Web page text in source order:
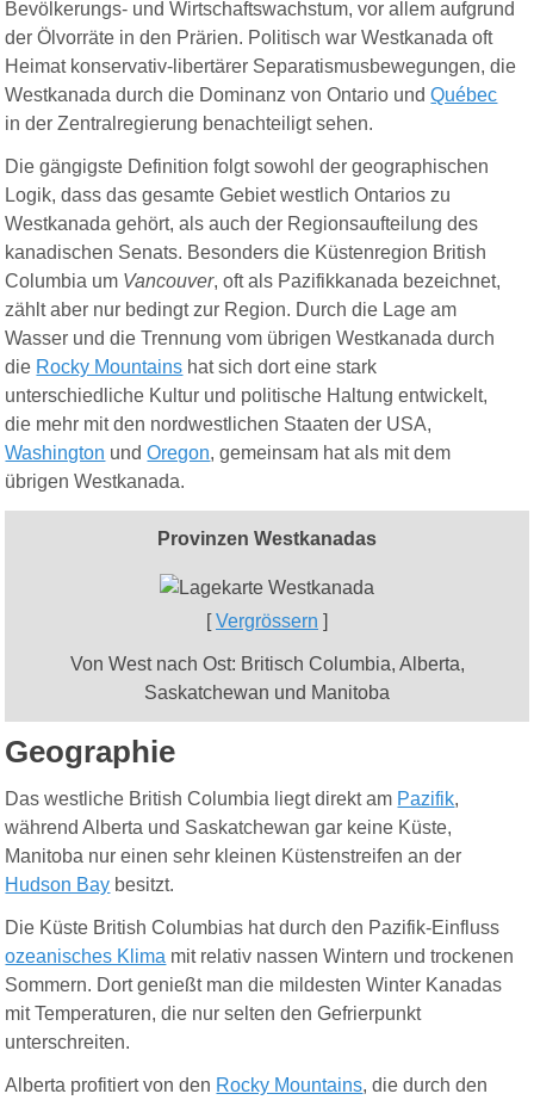
Bevölkerungs- und Wirtschaftswachstum, vor allem aufgrund
der Ölvorräte in den Prärien. Politisch war Westkanada oft
Heimat konservativ-libertärer Separatismusbewegungen, die
Westkanada durch die Dominanz von Ontario undQuébec
in der Zentralregierung benachteiligt sehen.
Die gängigste Definition folgt sowohl der geographischen
Logik, dass das gesamte Gebiet westlich Ontarios zu
Westkanada gehört, als auch der Regionsaufteilung des
kanadischen Senats. Besonders die Küstenregion British
Columbia um Vancouver, oft als Pazifikkanada bezeichnet,
zählt aber nur bedingt zur Region. Durch die Lage am
Wasser und die Trennung vom übrigen Westkanada durch
die Rocky Mountains hat sich dort eine stark
unterschiedliche Kultur und politische Haltung entwickelt,
die mehr mit den nordwestlichen Staaten der USA,
Washington undOregon, gemeinsam hat als mit dem
übrigen Westkanada.
Provinzen Westkanadas
[Vergrössern ]
Von West nach Ost: Britisch Columbia, Alberta,
Saskatchewan und Manitoba
Geographie
Das westliche British Columbia liegt direkt am Pazifik,
während Alberta und Saskatchewan gar keine Küste,
Manitoba nur einen sehr kleinen Küstenstreifen an der
Hudson Bay besitzt.
Die Küste British Columbias hat durch den Pazifik-Einfluss
ozeanisches Klima mit relativ nassen Wintern und trockenen
Sommern. Dort genießt man die mildesten Winter Kanadas
mit Temperaturen, die nur selten den Gefrierpunkt
unterschreiten.
Alberta profitiert von den Rocky Mountains, die durch den